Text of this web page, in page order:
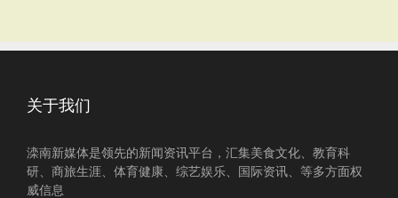
关于我们
滦南新媒体是领先的新闻资讯平台，汇集美食文化、教育科
研、商旅生涯、体育健康、综艺娱乐、国际资讯、等多方面权
威信息